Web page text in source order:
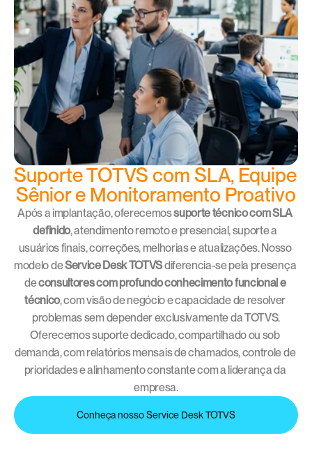
Suporte TOTVS com SLA, Equipe
Sênior e Monitoramento Proativo
Após a implantação, oferecemos suporte técnico com SLA
definido, atendimento remoto e presencial, suporte a
usuários finais, correções, melhorias e atualizações. Nosso
modelo de Service Desk TOTVS diferencia-se pela presença
de consultores com profundo conhecimento funcional e
técnico, com visão de negócio e capacidade de resolver
problemas sem depender exclusivamente da TOTVS.
Oferecemos suporte dedicado, compartilhado ou sob
demanda, com relatórios mensais de chamados, controle de
prioridades e alinhamento constante com a liderança da
empresa.
Conheça nosso Service Desk TOTVS